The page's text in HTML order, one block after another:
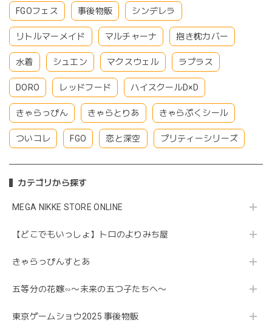
FGOフェス 事後物販 シンデレラ
リトルマーメイド マルチャーナ 抱き枕カバー
水着 シュエン マクスウェル ラプラス
DORO レッドフード ハイスクールD×D
きゃらっぴん きゃらとりあ きゃらぷくシール
ついコレ FGO 恋と深空 プリティーシリーズ
カテゴリから探す
MEGA NIKKE STORE ONLINE
【どこでもいっしょ】トロのよりみち屋
きゃらっぴんすとあ
五等分の花嫁∽〜未来の五つ子たちへ〜
東京ゲームショウ2025 事後物販